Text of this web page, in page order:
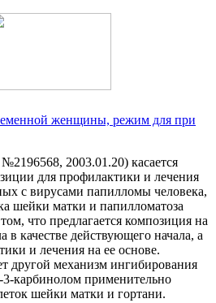
женщины, режим для при
2003.01.20) касается
для профилактики и лечения
с вирусами папилломы человека,
шейки матки и папилломатоза
что предлагается композиция на
в качестве действующего начала, а
и лечения на ее основе.
другой механизм ингибирования
3-карбинолом применительно
шейки матки и гортани.